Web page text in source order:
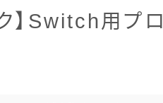
】Switch用プ